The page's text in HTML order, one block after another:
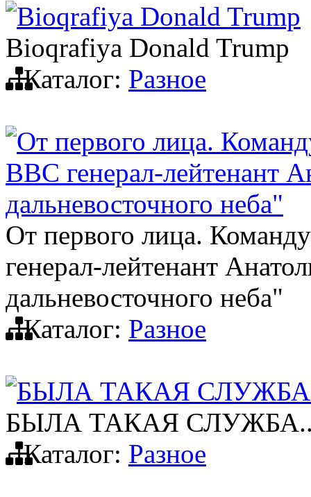
Bioqrafiya Donald Trump
Bioqrafiya Donald Trump
Каталог: Разное
От первого лица.
ВВС генерал-лейтенант
дальневосточного неба"
От первого лица.
генерал-лейтенант
дальневосточного неба"
Каталог: Разное
БЫЛА ТАКАЯ
БЫЛА ТАКАЯ
Каталог: Разное